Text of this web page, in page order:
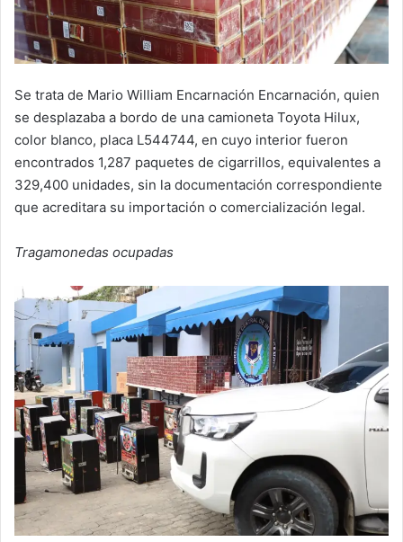
Se trata de Mario William Encarnación Encarnación, quien
se desplazaba a bordo de una camioneta Toyota Hilux,
color blanco, placa L544744, en cuyo interior fueron
encontrados 1,287 paquetes de cigarrillos, equivalentes a
329,400 unidades, sin la documentación correspondiente
que acreditara su importación o comercialización legal.
Tragamonedas ocupadas